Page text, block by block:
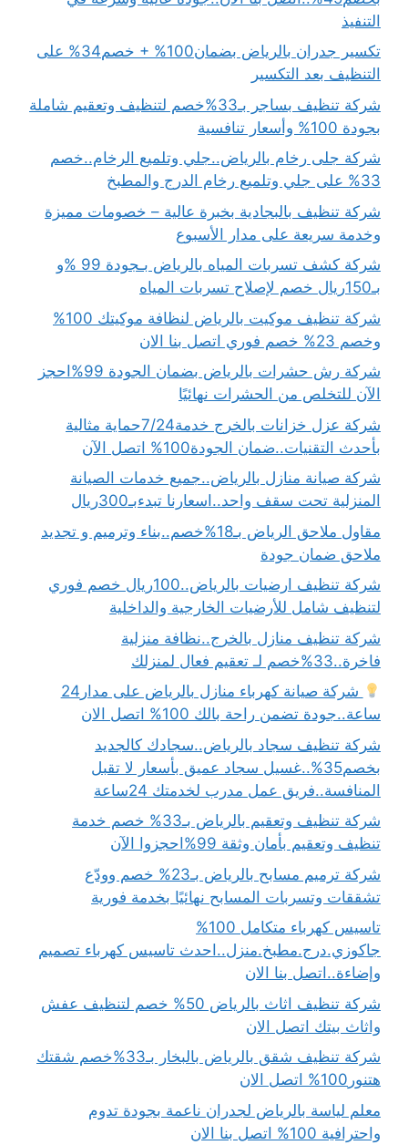
التنفيذ
تكسير جدران بالرياض بضمان100% + خصم34% على
التنظيف بعد التكسير
شركة تنظيف بساجر بـ33%خصم لتنظيف وتعقيم شاملة
بجودة 100% وأسعار تنافسية
شركة جلى رخام بالرياض..جلي وتلميع الرخام..خصم
33% على جلي وتلميع رخام الدرج والمطبخ
شركة تنظيف بالبجادية بخبرة عالية – خصومات مميزة
وخدمة سريعة على مدار الأسبوع
شركة كشف تسربات المياه بالرياض بـجودة 99 %و
بـ150ريال خصم لإصلاح تسربات المياه
شركة تنظيف موكيت بالرياض لنظافة موكيتك 100%
وخصم 23% خصم فوري اتصل بنا الان
شركة رش حشرات بالرياض بضمان الجودة 99%احجز
الآن للتخلص من الحشرات نهائيًا
شركة عزل خزانات بالخرج خدمة7/24حماية مثالية
بأحدث التقنيات..ضمان الجودة100% اتصل الآن
شركة صيانة منازل بالرياض..جميع خدمات الصيانة
المنزلية تحت سقف واحد..اسعارنا تبدءبـ300ريال
مقاول ملاحق الرياض بـ18%خصم..بناء وترميم و تجديد
ملاحق ضمان جودة
شركة تنظيف ارضيات بالرياض..100ريال خصم فوري
لتنظيف شامل للأرضيات الخارجية والداخلية
شركة تنظيف منازل بالخرج..نظافة منزلية
فاخرة..33%خصم لـ تعقيم فعال لمنزلك
شركة صيانة كهرباء منازل بالرياض على مدار24
ساعة..جودة تضمن راحة بالك 100% اتصل الان
شركة تنظيف سجاد بالرياض..سجادك كالجديد
بخصم35%..غسيل سجاد عميق بأسعار لا تقبل
المنافسة..فريق عمل مدرب لخدمتك 24ساعة
شركة تنظيف وتعقيم بالرياض بـ33% خصم خدمة
تنظيف وتعقيم بأمان وثقة 99%احجزوا الآن
شركة ترميم مسابح بالرياض بـ23% خصم وودّع
تشققات وتسربات المسابح نهائيًا بخدمة فورية
تاسيس كهرباء متكامل 100%
جاكوزي.درج.مطبخ.منزل..احدث تاسيس كهرباء تصميم
وإضاءة..اتصل بنا الان
شركة تنظيف اثاث بالرياض 50% خصم لتنظيف عفش
واثاث بيتك اتصل الان
شركة تنظيف شقق بالرياض بالبخار بـ33%خصم شقتك
هتنور100% اتصل الان
معلم لياسة بالرياض لجدران ناعمة بجودة تدوم
واحترافية 100% اتصل بنا الان